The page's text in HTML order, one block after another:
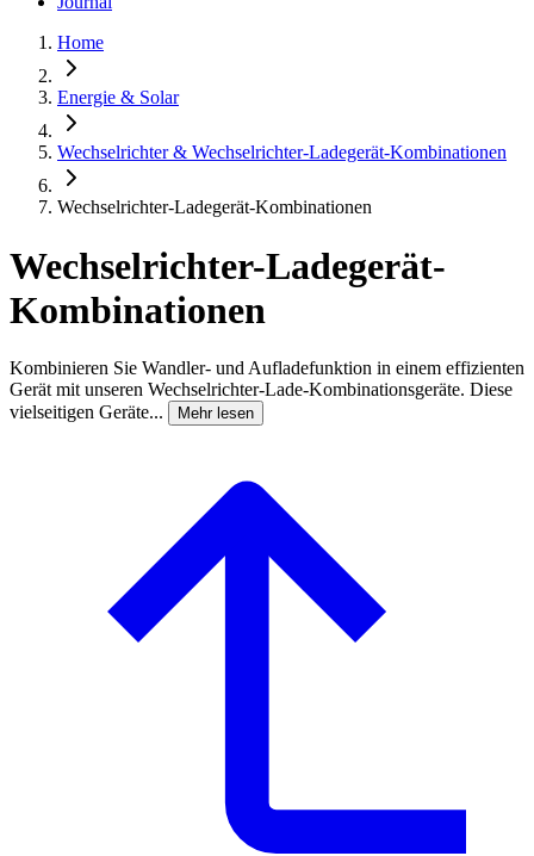
Home
Energie & Solar
Wechselrichter & Wechselrichter-Ladegerät-Kombinationen
Wechselrichter-Ladegerät-Kombinationen
Wechselrichter-Ladegerät-
Kombinationen
Kombinieren Sie Wandler- und Aufladefunktion in einem effizienten
Gerät mit unseren Wechselrichter-Lade-Kombinationsgeräte. Diese
vielseitigen Geräte...
Mehr lesen